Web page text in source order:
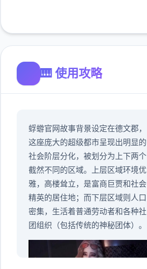
🎹 使用攻略
蜉蝣官网故事背景设定在德文郡，
这座庞大的超级都市呈现出明显的
社会阶层分化，被划分为上下两个
截然不同的区域。上层区域环境优
雅，高楼耸立，是富商巨贾和社会
精英的居住地；而下层区域则人口
密集，生活着普通劳动者和各种社
团组织（包括传统的神秘团体）。